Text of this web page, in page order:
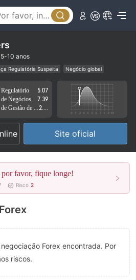
5-10 anos
Regulatória Suspeita
Negócio global
potencial alto
5.07
Negócios
7.39
Site oficial
favor, fique longe!
Risco 2
Forex encontrada. Por
riscos.